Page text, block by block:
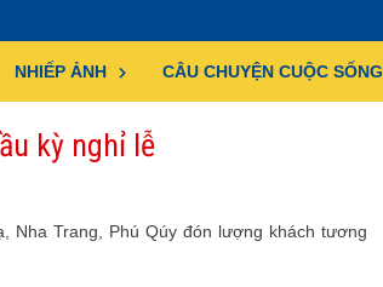
NHIẾP ẢNH CÂU CHUYỆN CUỘC SỐNG
kỳ nghỉ lễ
Nha Trang, Phú Qúy đón lượng khách tương